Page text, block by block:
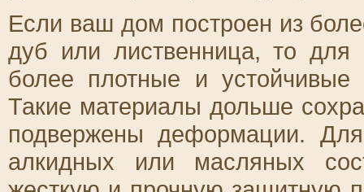
Если ваш дом построен из
дуб или лиственница, то для
более плотные и устойчивые
Такие материалы дольше
подвержены деформации.
алкидных или масляных